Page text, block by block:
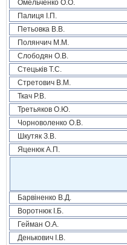
Омельченко О.О.
Палиця І.П.
Петьовка В.В.
Полянчич М.М.
Слободян О.В.
Стецьків Т.С.
Стретович В.М.
Ткач Р.В.
Третьяков О.Ю.
Чорноволенко О.В.
Шкутяк З.В.
Яценюк А.П.
Барвіненко В.Д.
Воротнюк І.Б.
Гейман О.А.
Денькович І.В.